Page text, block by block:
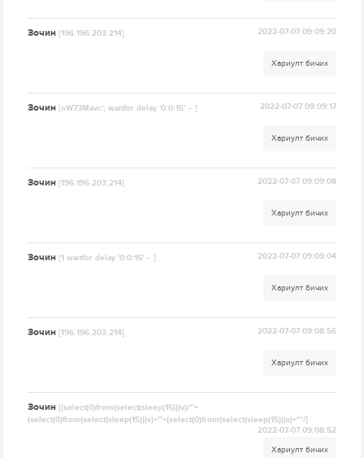
Зочин[196.196.203.214] 2022-07-07 09:09:20
Хариулт бичих
Зочин[oW73Mavc'; waitfor delay '0:0:15' -- ] 2022-07-07 09:09:17
Хариулт бичих
Зочин[196.196.203.214] 2022-07-07 09:09:08
Хариулт бичих
Зочин[1 waitfor delay '0:0:15' -- ] 2022-07-07 09:09:04
Хариулт бичих
Зочин[196.196.203.214] 2022-07-07 09:08:56
Хариулт бичих
Зочин[(select(0)from(select(sleep(15)))v)/*'+
(select(0)from(select(sleep(15)))v)+'"+(select(0)from(select(sleep(15)))v)+"*/]
2022-07-07 09:08:52
Хариулт бичих